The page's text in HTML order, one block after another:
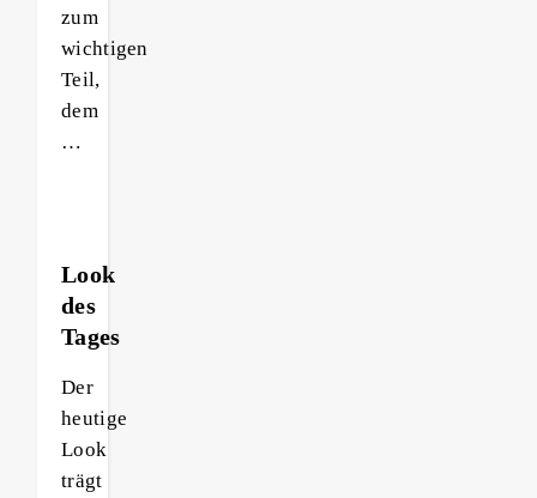
zum
wichtigen
Teil,
dem
…
Look
des
Tages
Der
heutige
Look
trägt